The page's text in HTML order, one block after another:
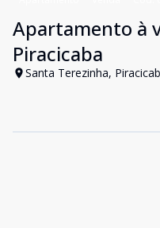
Apartamento à
Piracicaba
Santa Terezinha,